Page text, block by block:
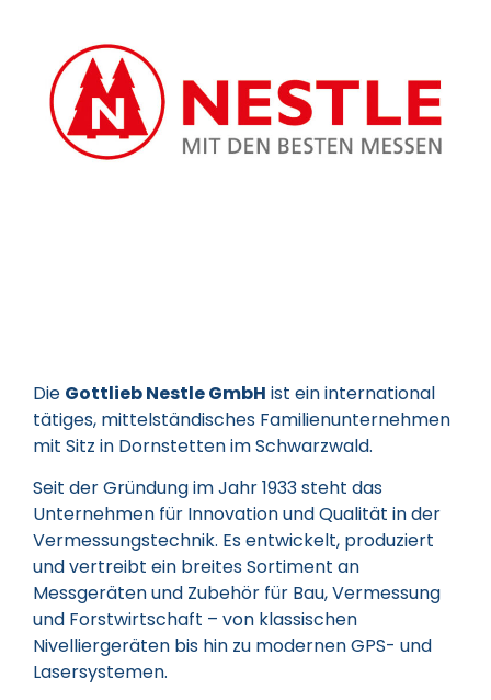
Die Gottlieb Nestle GmbH ist ein international
tätiges, mittelständisches Familienunternehmen
mit Sitz in Dornstetten im Schwarzwald.
Seit der Gründung im Jahr 1933 steht das
Unternehmen für Innovation und Qualität in der
Vermessungstechnik. Es entwickelt, produziert
und vertreibt ein breites Sortiment an
Messgeräten und Zubehör für Bau, Vermessung
und Forstwirtschaft – von klassischen
Nivelliergeräten bis hin zu modernen GPS- und
Lasersystemen.